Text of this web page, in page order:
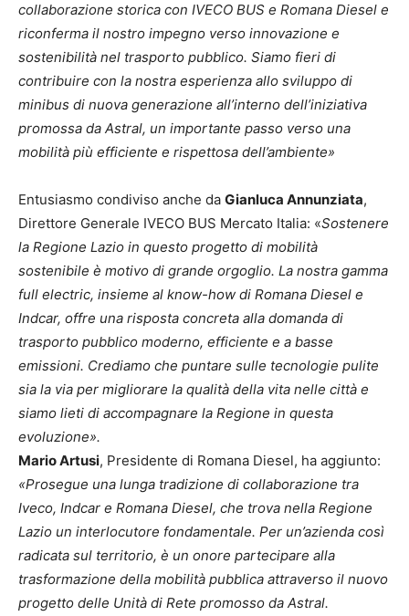
collaborazione storica con IVECO BUS e Romana Diesel e
riconferma il nostro impegno verso innovazione e
sostenibilità nel trasporto pubblico. Siamo fieri di
contribuire con la nostra esperienza allo sviluppo di
minibus di nuova generazione all’interno dell’iniziativa
promossa da Astral, un importante passo verso una
mobilità più efficiente e rispettosa dell’ambiente»
Entusiasmo condiviso anche da Gianluca Annunziata,
Direttore Generale IVECO BUS Mercato Italia: «Sostenere
la Regione Lazio in questo progetto di mobilità
sostenibile è motivo di grande orgoglio. La nostra gamma
full electric, insieme al know-how di Romana Diesel e
Indcar, offre una risposta concreta alla domanda di
trasporto pubblico moderno, efficiente e a basse
emissioni. Crediamo che puntare sulle tecnologie pulite
sia la via per migliorare la qualità della vita nelle città e
siamo lieti di accompagnare la Regione in questa
evoluzione».
Mario Artusi, Presidente di Romana Diesel, ha aggiunto:
«Prosegue una lunga tradizione di collaborazione tra
Iveco, Indcar e Romana Diesel, che trova nella Regione
Lazio un interlocutore fondamentale. Per un’azienda così
radicata sul territorio, è un onore partecipare alla
trasformazione della mobilità pubblica attraverso il nuovo
progetto delle Unità di Rete promosso da Astral.